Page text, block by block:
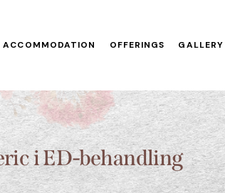
ACCOMMODATION OFFERINGS GALLERY
i ED-behandling